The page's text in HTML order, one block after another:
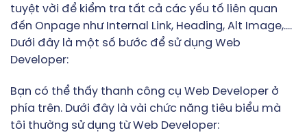
tuyệt vời để kiểm tra tất cả các yếu tố liên quan
đến Onpage như Internal Link, Heading, Alt Image,….
Dưới đây là một số bước để sử dụng Web
Developer:
Bạn có thể thấy thanh công cụ Web Developer ở
phía trên. Dưới đây là vài chức năng tiêu biểu mà
tôi thường sử dụng từ Web Developer: